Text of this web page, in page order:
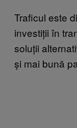
Traficul este
investiții în
soluții
și mai bună